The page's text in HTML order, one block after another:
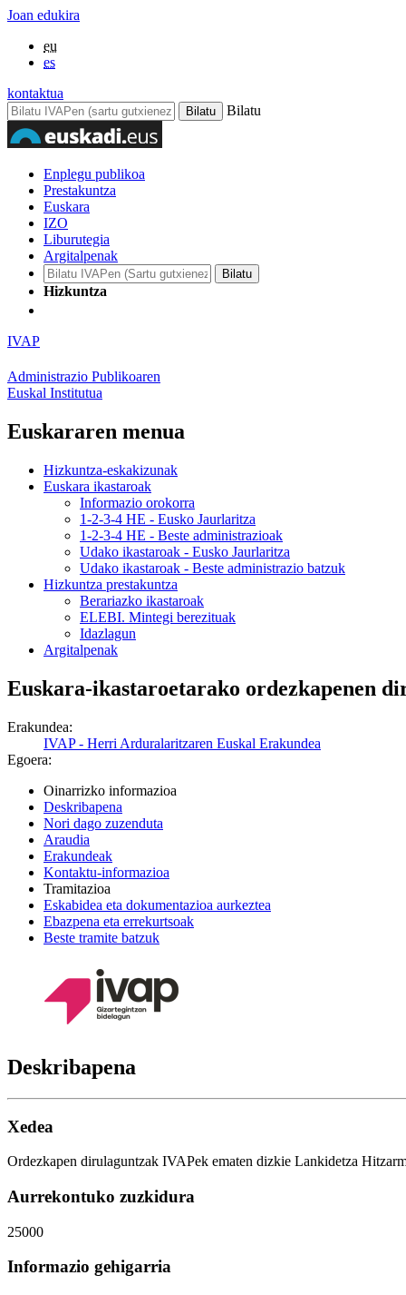
Joan edukira
eu
es
kontaktua
Bilatu
Enplegu publikoa
Prestakuntza
Euskara
IZO
Liburutegia
Argitalpenak
Hizkuntza
IVAP
Administrazio Publikoaren
Euskal Institutua
Euskararen menua
Hizkuntza-eskakizunak
Euskara ikastaroak
Informazio orokorra
1-2-3-4 HE - Eusko Jaurlaritza
1-2-3-4 HE - Beste administrazioak
Udako ikastaroak - Eusko Jaurlaritza
Udako ikastaroak - Beste administrazio batzuk
Hizkuntza prestakuntza
Berariazko ikastaroak
ELEBI. Mintegi berezituak
Idazlagun
Argitalpenak
Euskara-ikastaroetarako ordezkapenen
Erakundea:
IVAP - Herri Arduralaritzaren Euskal Erakundea
Egoera:
Oinarrizko informazioa
Deskribapena
Nori dago zuzenduta
Araudia
Erakundeak
Kontaktu-informazioa
Tramitazioa
Eskabidea eta dokumentazioa aurkeztea
Ebazpena eta errekurtsoak
Beste tramite batzuk
Deskribapena
Xedea
Ordezkapen dirulaguntzak IVAPek ematen dizkie Lankidetza
Aurrekontuko zuzkidura
25000
Informazio gehigarria